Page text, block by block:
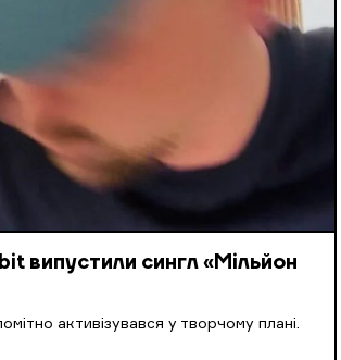
випустили сингл «Мільйон
активізувався у творчому плані.